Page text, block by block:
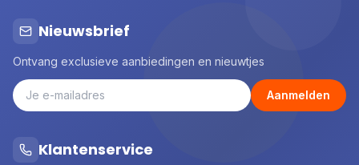
Nieuwsbrief
Ontvang exclusieve aanbiedingen en nieuwtjes
Aanmelden
Klantenservice